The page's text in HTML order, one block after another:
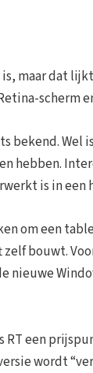
maar dat
scherm
bekend.
hebben.
is in een
om een
bouwt.
RT een
wordt